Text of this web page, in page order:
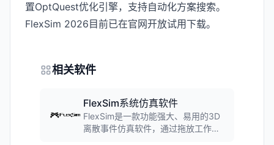
置OptQuest优化引擎，支持自动化方案搜索。
FlexSim 2026目前已在官网开放试用下载。
相关软件
FlexSim系统仿真软件
FlexSim是一款功能强大、易用的3D
离散事件仿真软件，通过拖放工作流